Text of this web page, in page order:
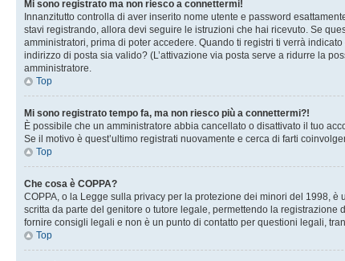
Mi sono registrato ma non riesco a connettermi!
Innanzitutto controlla di aver inserito nome utente e password
stavi registrando, allora devi seguire le istruzioni che hai ricevuto. Se
amministratori, prima di poter accedere. Quando ti registri ti verrà
indirizzo di posta sia valido? (L’attivazione via posta serve a ridurre la
amministratore.
Top
Mi sono registrato tempo fa, ma non riesco più a connettermi?!
È possibile che un amministratore abbia cancellato o disattivato il tuo
Se il motivo è quest’ultimo registrati nuovamente e cerca di farti
Top
Che cosa è COPPA?
COPPA, o la Legge sulla privacy per la protezione dei minori del 1998,
scritta da parte del genitore o tutore legale, permettendo la
fornire consigli legali e non è un punto di contatto per questioni legali,
Top